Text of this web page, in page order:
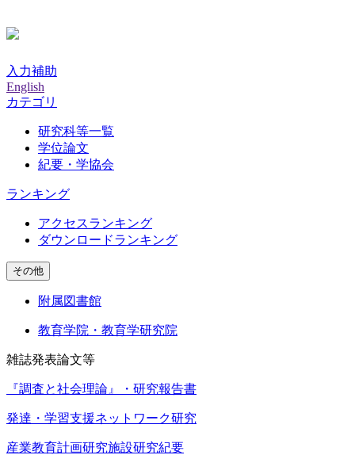
入力補助
English
カテゴリ
研究科等一覧
学位論文
紀要・学協会
ランキング
アクセスランキング
ダウンロードランキング
その他
附属図書館
教育学院・教育学研究院
雑誌発表論文等
『調査と社会理論』・研究報告書
発達・学習支援ネットワーク研究
産業教育計画研究施設研究紀要